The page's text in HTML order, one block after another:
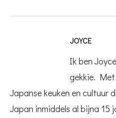
JOYCE
Ik ben
gekkie.
Japanse keuken en cultuur
Japan inmiddels al bijna 15